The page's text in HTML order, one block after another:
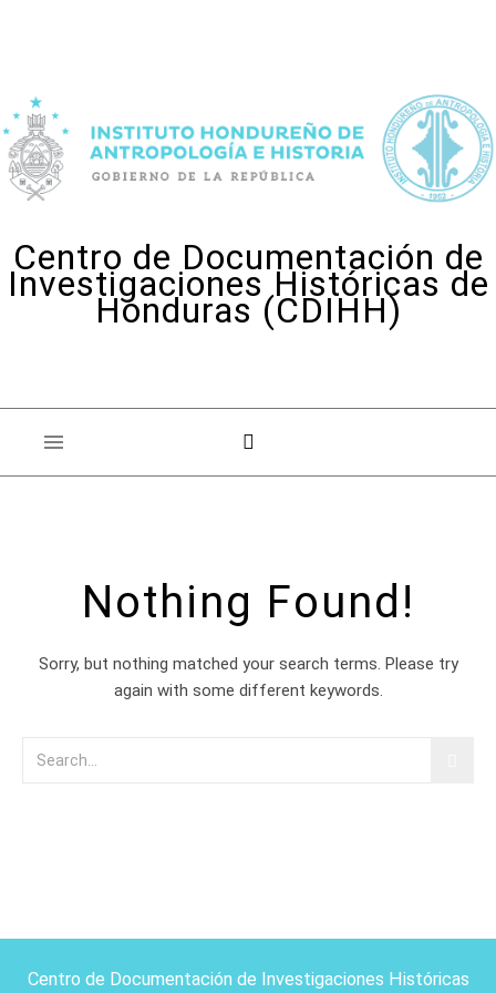
Centro de Documentación de
Investigaciones Históricas de
Honduras (CDIHH)
Nothing Found!
Sorry, but nothing matched your search terms. Please try
again with some different keywords.
Centro de Documentación de Investigaciones Históricas